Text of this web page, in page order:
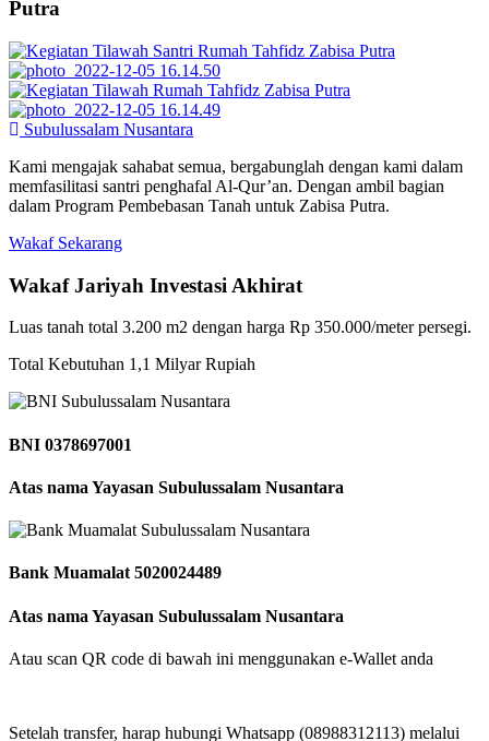
Putra
Subulussalam Nusantara
Kami mengajak sahabat semua, bergabunglah dengan kami dalam
memfasilitasi santri penghafal Al-Qur’an. Dengan ambil bagian
dalam Program Pembebasan Tanah untuk Zabisa Putra.
Wakaf Sekarang
Wakaf Jariyah Investasi Akhirat
Luas tanah total 3.200 m2 dengan harga Rp 350.000/meter persegi.
Total Kebutuhan 1,1 Milyar Rupiah
BNI 0378697001
Atas nama Yayasan Subulussalam Nusantara​​
Bank Muamalat 5020024489​
Atas nama Yayasan Subulussalam Nusantara​​
Atau scan QR code di bawah ini menggunakan e-Wallet anda
Setelah transfer, harap hubungi Whatsapp (08988312113) melalui